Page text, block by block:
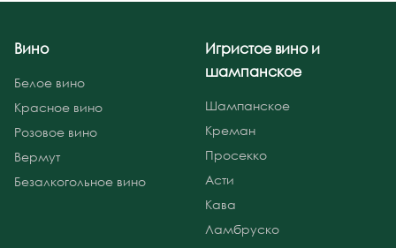
Вино
Белое вино
Красное вино
Розовое вино
Вермут
Безалкогольное вино
Игристое вино и
шампанское
Шампанское
Креман
Просекко
Асти
Кава
Ламбруско